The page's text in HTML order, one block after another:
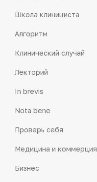
Школа клинициста
Алгоритм
Клинический случай
Лекторий
In brevis
Nota bene
Проверь себя
Медицина и коммерция
Бизнес